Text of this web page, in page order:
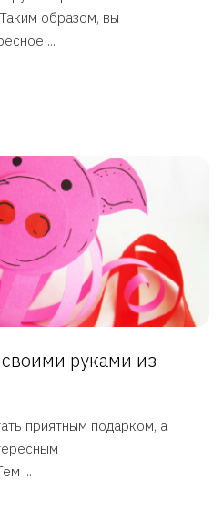
образом, вы
...
руками из
приятным подарком, а
...